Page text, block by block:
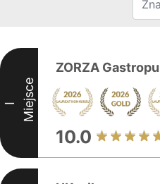
I Miejsce
ZORZA
10.0